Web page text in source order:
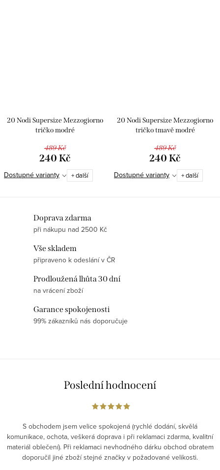
20 Nodi Supersize Mezzogiorno
tričko modré
489 Kč
240 Kč
Dostupné varianty + další
20 Nodi Supersize Mezzogiorno
tričko tmavě modré
489 Kč
240 Kč
Dostupné varianty + další
s
u
Doprava zdarma
při nákupu nad 2500 Kč
Vše skladem
připraveno k odeslání v ČR
Prodloužená lhůta 30 dní
na vrácení zboží
Garance spokojenosti
99% zákazníků nás doporučuje
Poslední hodnocení
S obchodem jsem velice spokojená (rychlé dodání, skvělá
komunikace, ochota, veškerá doprava i při reklamaci zdarma, kvalitní
materiál oblečení). Při reklamaci nevhodného dárku obchod obratem
doporučil jiné zboží stejné značky v požadované velikosti.